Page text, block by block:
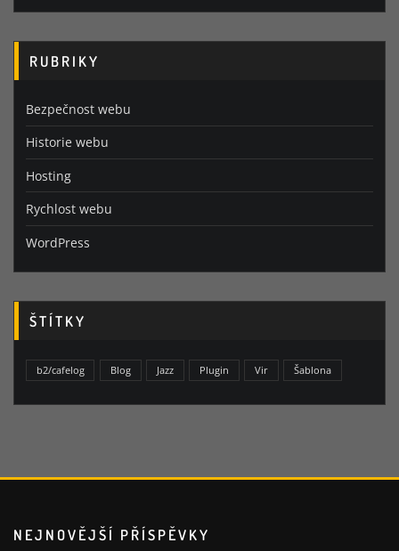
RUBRIKY
Bezpečnost webu
Historie webu
Hosting
Rychlost webu
WordPress
ŠTÍTKY
b2/cafelog Blog Jazz Plugin Vir Šablona
NEJNOVĚJŠÍ PŘÍSPĚVKY